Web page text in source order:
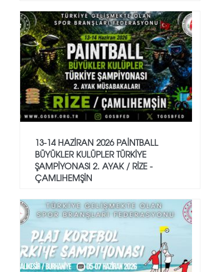
13-14 HAZİRAN 2026 PAİNTBALL
BÜYÜKLER KULÜPLER TÜRKİYE
ŞAMPİYONASI 2. AYAK / RİZE -
ÇAMLIHEMŞİN